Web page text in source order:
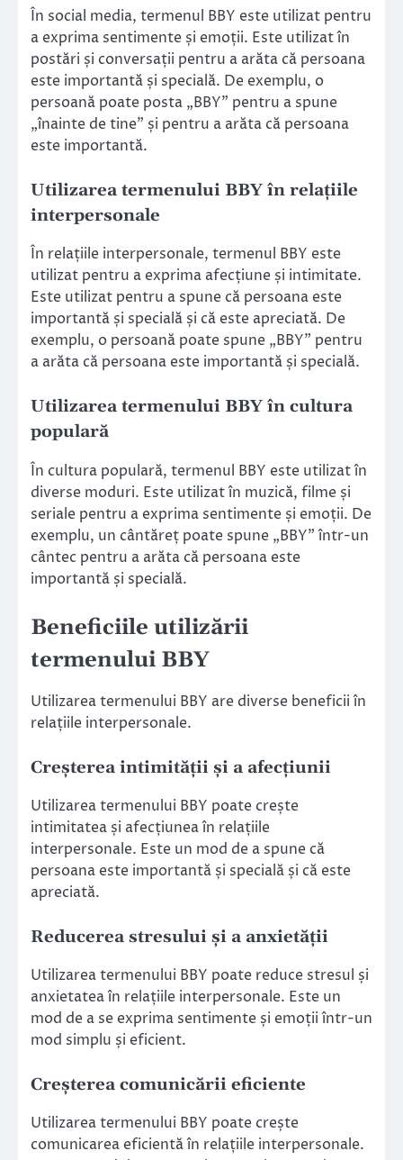
În social media, termenul BBY este utilizat pentru
a exprima sentimente și emoții. Este utilizat în
postări și conversații pentru a arăta că persoana
este importantă și specială. De exemplu, o
persoană poate posta „BBY” pentru a spune
„înainte de tine” și pentru a arăta că persoana
este importantă.
Utilizarea termenului BBY în relațiile
interpersonale
În relațiile interpersonale, termenul BBY este
utilizat pentru a exprima afecțiune și intimitate.
Este utilizat pentru a spune că persoana este
importantă și specială și că este apreciată. De
exemplu, o persoană poate spune „BBY” pentru
a arăta că persoana este importantă și specială.
Utilizarea termenului BBY în cultura
populară
În cultura populară, termenul BBY este utilizat în
diverse moduri. Este utilizat în muzică, filme și
seriale pentru a exprima sentimente și emoții. De
exemplu, un cântăreț poate spune „BBY” într-un
cântec pentru a arăta că persoana este
importantă și specială.
Beneficiile utilizării
termenului BBY
Utilizarea termenului BBY are diverse beneficii în
relațiile interpersonale.
Creșterea intimității și a afecțiunii
Utilizarea termenului BBY poate crește
intimitatea și afecțiunea în relațiile
interpersonale. Este un mod de a spune că
persoana este importantă și specială și că este
apreciată.
Reducerea stresului și a anxietății
Utilizarea termenului BBY poate reduce stresul și
anxietatea în relațiile interpersonale. Este un
mod de a se exprima sentimente și emoții într-un
mod simplu și eficient.
Creșterea comunicării eficiente
Utilizarea termenului BBY poate crește
comunicarea eficientă în relațiile interpersonale.